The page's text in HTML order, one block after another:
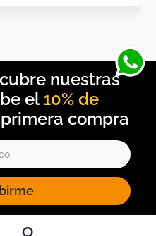
10% de
nuestros